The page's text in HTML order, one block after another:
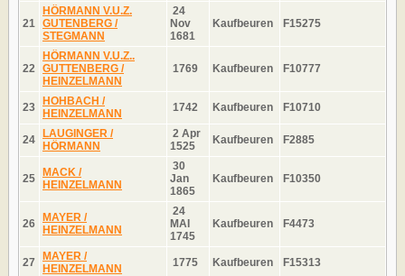
21
HÖRMANN V.U.Z.
GUTENBERG /
STEGMANN
24
Nov
1681
Kaufbeuren F15275
22
HÖRMANN V.U.Z..
GUTTENBERG /
HEINZELMANN
1769 Kaufbeuren F10777
23 HOHBACH /
HEINZELMANN
1742 Kaufbeuren F10710
24 LAUGINGER /
HÖRMANN
2 Apr
1525
Kaufbeuren F2885
25 MACK /
HEINZELMANN
30
Jan
1865
Kaufbeuren F10350
26 MAYER /
HEINZELMANN
24
MAI
1745
Kaufbeuren F4473
27
MAYER /
HEINZELMANN
1775 Kaufbeuren F15313